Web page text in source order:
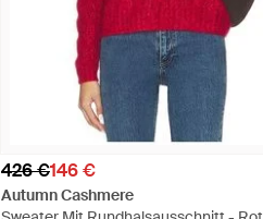
426 €146 €
Autumn Cashmere